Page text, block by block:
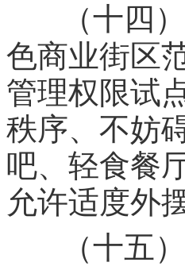
（十四
色商业街区
管理权限试
秩序、不妨
吧、轻食餐
允许适度外
（十五